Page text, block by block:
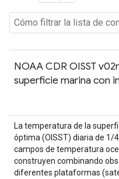
NOAA CDR OISST
superficie marina con
La temperatura de la
óptima (OISST) diaria de 1/
campos de temperatura
construyen combinando
diferentes plataformas